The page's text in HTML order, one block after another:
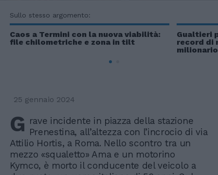
Sullo stesso argomento:
Caos a Termini con la nuova viabilità:
file chilometriche e zona in tilt
Gualtieri
record di
milionario
25 gennaio 2024
G rave incidente in piazza della stazione
Prenestina, all’altezza con l’incrocio di via
Attilio Hortis, a Roma. Nello scontro tra un
mezzo «squaletto» Ama e un motorino
Kymco, è morto il conducente del veicolo a